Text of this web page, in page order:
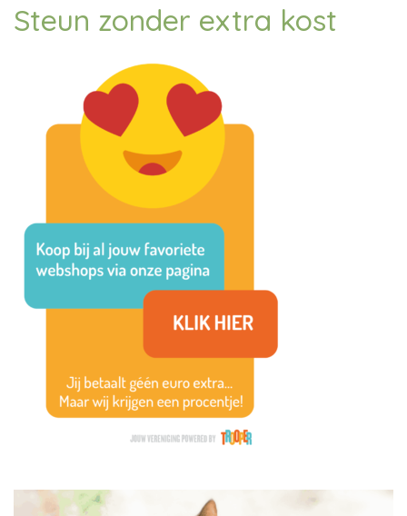
Steun zonder extra kost